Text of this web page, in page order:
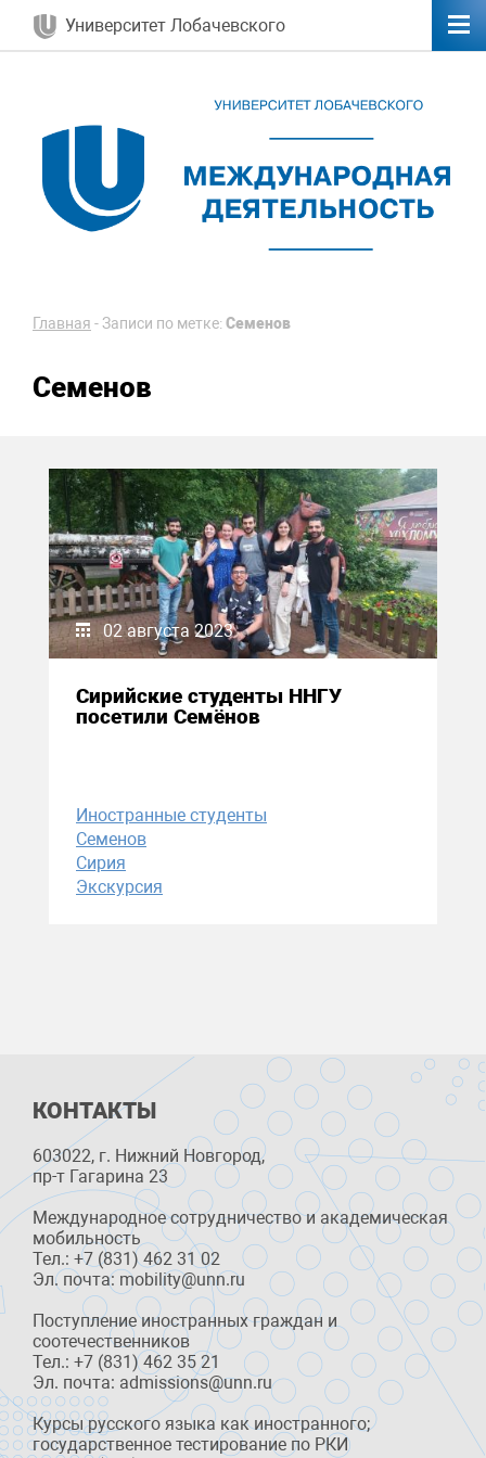
Университет Лобачевского
Главная -Записи по метке: Семенов
Семенов
02 августа 2023
Сирийские студенты ННГУ
посетили Семёнов
Иностранные студенты
Семенов
Сирия
Экскурсия
КОНТАКТЫ
603022, г. Нижний Новгород,
пр-т Гагарина 23
Международное сотрудничество и академическая
мобильность
Тел.: +7 (831) 462 31 02
Эл. почта: mobility@unn.ru
Поступление иностранных граждан и
соотечественников
Тел.: +7 (831) 462 35 21
Эл. почта: admissions@unn.ru
Курсы русского языка как иностранного;
государственное тестирование по РКИ